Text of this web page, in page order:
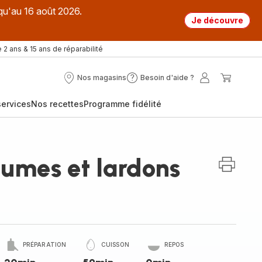
16 août 2026.
Je découvre
2 ans & 15 ans de réparabilité
Nos magasins
Nos
Besoin d'aide ?
Besoin
?
Mon
Nos recettesProgramme fidélité
et lardons
PRÉPARATION CUISSON REPOS